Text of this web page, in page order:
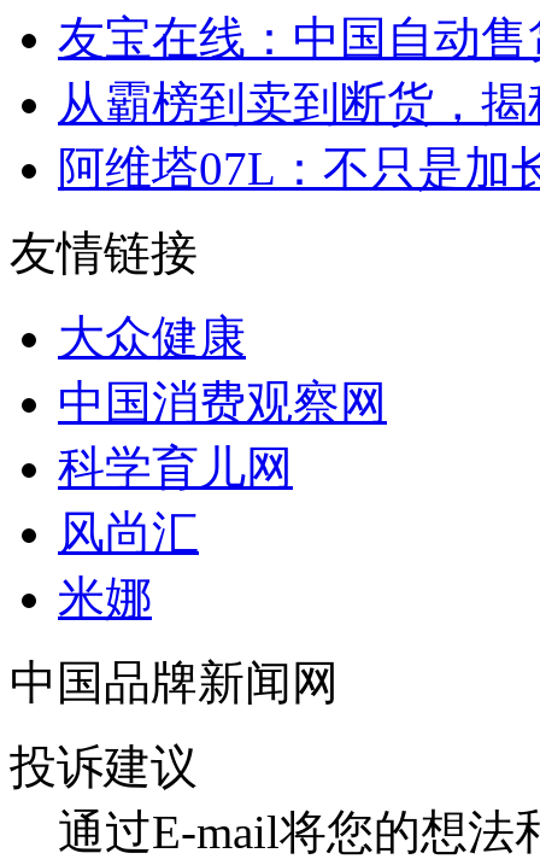
友宝在线：中国自动
从霸榜到卖到断货，
阿维塔07L：不只是加
友情链接
大众健康
中国消费观察网
科学育儿网
风尚汇
米娜
中国品牌新闻网
投诉建议
通过E-mail将您的想法